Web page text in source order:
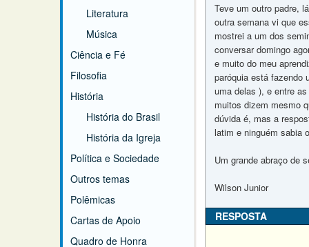
Literatura
Música
Ciência e Fé
Filosofia
História
História do Brasil
História da Igreja
Política e Sociedade
Outros temas
Polêmicas
Cartas de Apoio
Quadro de Honra
Teve um outro padre,
outra semana vi que
mostrei a um dos
conversar domingo
e muito do meu
paróquia está fazendo
uma delas ), e entre
muitos dizem mesmo
dúvida é, mas a
latim e ninguém sabia
Um grande abraço de
Wilson Junior
RESPOSTA